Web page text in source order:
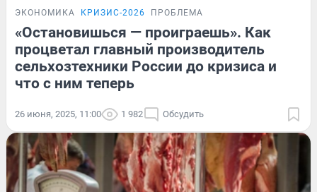
ЭКОНОМИКА КРИЗИС-2026 ПРОБЛЕМА
«Остановишься — проиграешь». Как
процветал главный производитель
сельхозтехники России до кризиса и
что с ним теперь
26 июня, 2025, 11:00 1 982 Обсудить